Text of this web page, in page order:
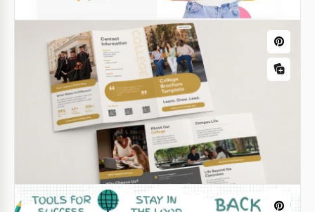
Modello personalizzato di brochure
scolastica stampabile